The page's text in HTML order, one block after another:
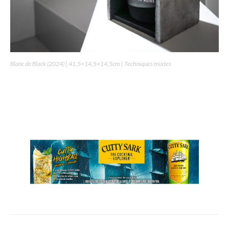
Blanc de Black (2024) | 41,5×14,5×14,5cm | Techniques mixtes